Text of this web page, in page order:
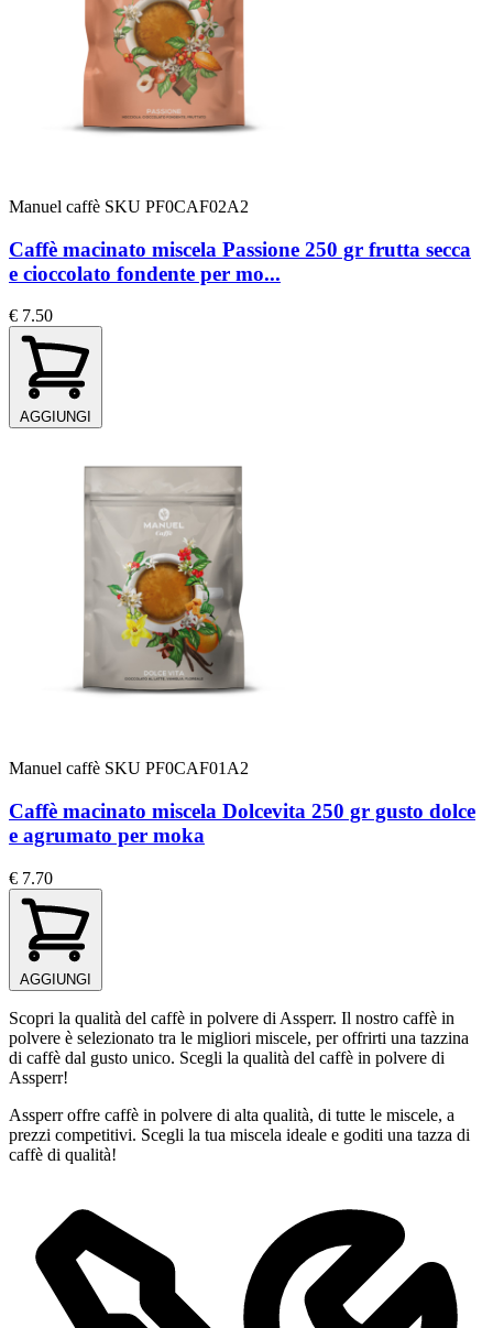
Manuel caffè SKU PF0CAF02A2
Caffè macinato miscela Passione 250 gr frutta secca
e cioccolato fondente per mo...
€ 7.50
AGGIUNGI
Manuel caffè SKU PF0CAF01A2
Caffè macinato miscela Dolcevita 250 gr gusto dolce
e agrumato per moka
€ 7.70
AGGIUNGI
Scopri la qualità del caffè in polvere di Assperr. Il nostro caffè in
polvere è selezionato tra le migliori miscele, per offrirti una tazzina
di caffè dal gusto unico. Scegli la qualità del caffè in polvere di
Assperr!
Assperr offre caffè in polvere di alta qualità, di tutte le miscele, a
prezzi competitivi. Scegli la tua miscela ideale e goditi una tazza di
caffè di qualità!